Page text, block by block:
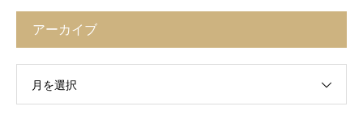
アーカイブ
月を選択